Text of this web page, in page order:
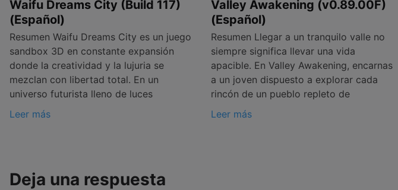
Waifu Dreams City (Build 117)
(Español)
Resumen Waifu Dreams City es un juego
sandbox 3D en constante expansión
donde la creatividad y la lujuria se
mezclan con libertad total. En un
universo futurista lleno de luces
Leer más
Valley Awakening (v0.89.00F)
(Español)
Resumen Llegar a un tranquilo valle no
siempre significa llevar una vida
apacible. En Valley Awakening, encarnas
a un joven dispuesto a explorar cada
rincón de un pueblo repleto de
Leer más
Deja una respuesta